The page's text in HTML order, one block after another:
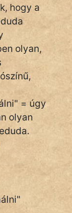
hogy a
olyan,
= úgy
olyan